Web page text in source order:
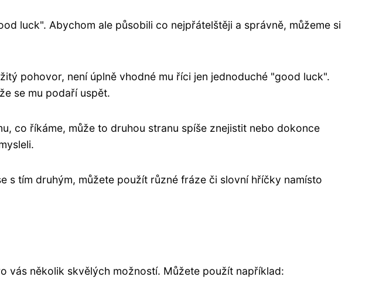
luck". Abychom ale působili co nejpřátelštěji a správně, můžeme si
pohovor, není úplně vhodné mu říci jen jednoduché "good luck".
se mu podaří uspět.
co říkáme, může to druhou stranu spíše znejistit nebo dokonce
tím druhým, můžete použít různé fráze či slovní hříčky namísto
vás několik skvělých možností. Můžete použít například: